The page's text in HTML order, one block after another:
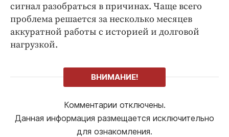
сигнал разобраться в причинах. Чаще всего
проблема решается за несколько месяцев
аккуратной работы с историей и долговой
нагрузкой.
ВНИМАНИЕ!
Комментарии отключены.
Данная информация размещается исключительно
для ознакомления.